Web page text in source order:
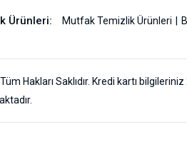
Ürünleri: Mutfak Temizlik Ürünleri
Hakları Saklıdır. Kredi kartı